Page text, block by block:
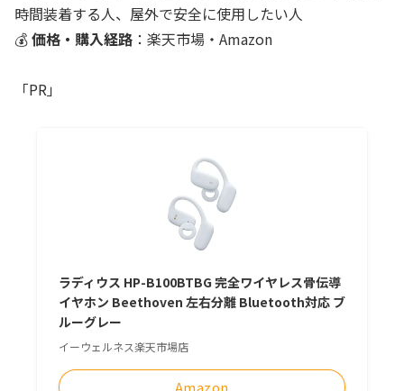
時間装着する人、屋外で安全に使用したい人
💰価格・購入経路 ：楽天市場・Amazon
「PR」
ラディウス HP-B100BTBG 完全ワイヤレス骨伝導
イヤホン Beethoven 左右分離 Bluetooth対応 ブ
ルーグレー
イーウェルネス楽天市場店
Amazon